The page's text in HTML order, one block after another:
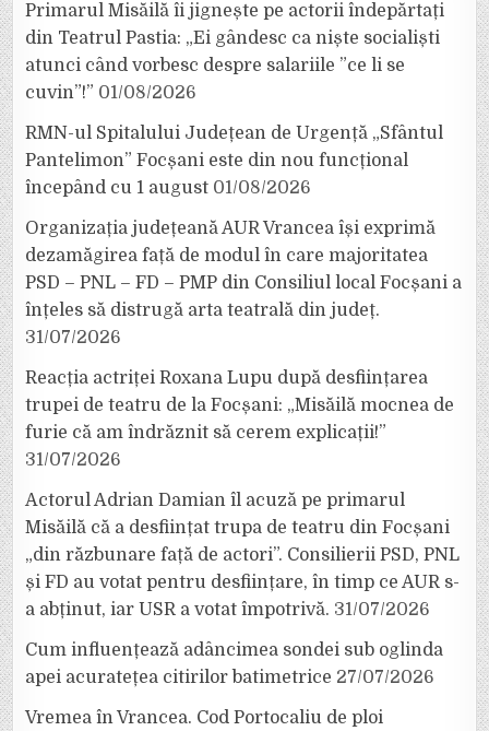
Primarul Misăilă îi jignește pe actorii îndepărtați
din Teatrul Pastia: „Ei gândesc ca niște socialiști
atunci când vorbesc despre salariile ”ce li se
cuvin”!” 01/08/2026
RMN-ul Spitalului Județean de Urgență „Sfântul
Pantelimon” Focșani este din nou funcțional
începând cu 1 august 01/08/2026
Organizația județeană AUR Vrancea își exprimă
dezamăgirea față de modul în care majoritatea
PSD – PNL – FD – PMP din Consiliul local Focșani a
înțeles să distrugă arta teatrală din județ.
31/07/2026
Reacția actriței Roxana Lupu după desființarea
trupei de teatru de la Focșani: „Misăilă mocnea de
furie că am îndrăznit să cerem explicații!”
31/07/2026
Actorul Adrian Damian îl acuză pe primarul
Misăilă că a desființat trupa de teatru din Focșani
„din răzbunare față de actori”. Consilierii PSD, PNL
și FD au votat pentru desființare, în timp ce AUR s-
a abținut, iar USR a votat împotrivă. 31/07/2026
Cum influențează adâncimea sondei sub oglinda
apei acuratețea citirilor batimetrice 27/07/2026
Vremea în Vrancea. Cod Portocaliu de ploi